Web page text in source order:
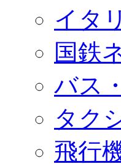
イタ
国鉄
バス
タク
飛行